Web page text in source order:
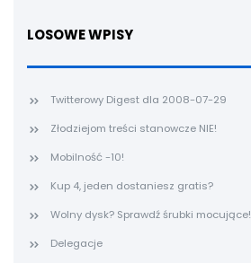
LOSOWE WPISY
Twitterowy Digest dla 2008-07-29
Złodziejom treści stanowcze NIE!
Mobilność -10!
Kup 4, jeden dostaniesz gratis?
Wolny dysk? Sprawdź śrubki mocujące!
Delegacje